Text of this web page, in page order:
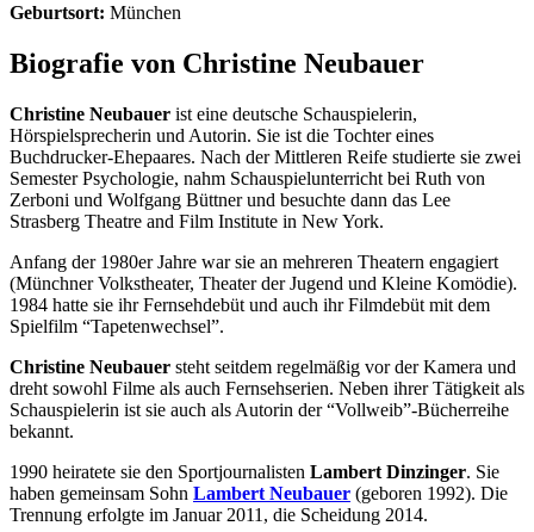
Geburtsort: München
Biografie von Christine Neubauer
Christine Neubauer ist eine deutsche Schauspielerin,
Hörspielsprecherin und Autorin. Sie ist die Tochter eines
Buchdrucker-Ehepaares. Nach der Mittleren Reife studierte sie zwei
Semester Psychologie, nahm Schauspielunterricht bei Ruth von
Zerboni und Wolfgang Büttner und besuchte dann das Lee
Strasberg Theatre and Film Institute in New York.
Anfang der 1980er Jahre war sie an mehreren Theatern engagiert
(Münchner Volkstheater, Theater der Jugend und Kleine Komödie).
1984 hatte sie ihr Fernsehdebüt und auch ihr Filmdebüt mit dem
Spielfilm “Tapetenwechsel”.
Christine Neubauer steht seitdem regelmäßig vor der Kamera und
dreht sowohl Filme als auch Fernsehserien. Neben ihrer Tätigkeit als
Schauspielerin ist sie auch als Autorin der “Vollweib”-Bücherreihe
bekannt.
1990 heiratete sie den Sportjournalisten Lambert Dinzinger. Sie
haben gemeinsam Sohn Lambert Neubauer (geboren 1992). Die
Trennung erfolgte im Januar 2011, die Scheidung 2014.